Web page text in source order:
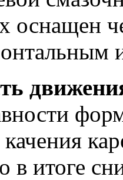
оснащен
в итоге